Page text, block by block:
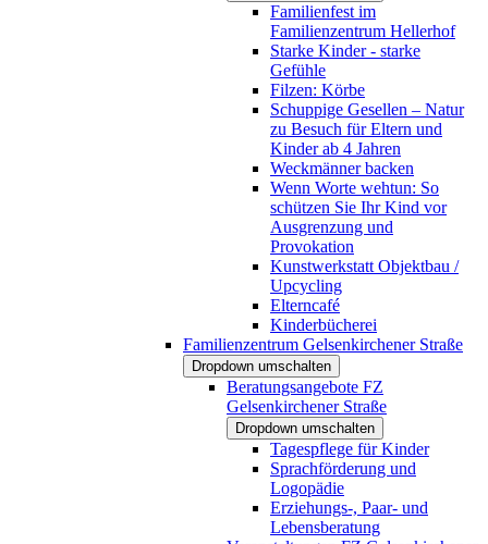
Familienfest im
Familienzentrum Hellerhof
Starke Kinder - starke
Gefühle
Filzen: Körbe
Schuppige Gesellen – Natur
zu Besuch für Eltern und
Kinder ab 4 Jahren
Weckmänner backen
Wenn Worte wehtun: So
schützen Sie Ihr Kind vor
Ausgrenzung und
Provokation
Kunstwerkstatt Objektbau /
Upcycling
Elterncafé
Kinderbücherei
Familienzentrum Gelsenkirchener Straße
Dropdown umschalten
Beratungsangebote FZ
Gelsenkirchener Straße
Dropdown umschalten
Tagespflege für Kinder
Sprachförderung und
Logopädie
Erziehungs-, Paar- und
Lebensberatung